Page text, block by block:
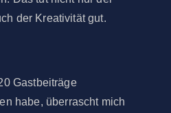
der Kreativität gut.
Gastbeiträge
habe, überrascht mich